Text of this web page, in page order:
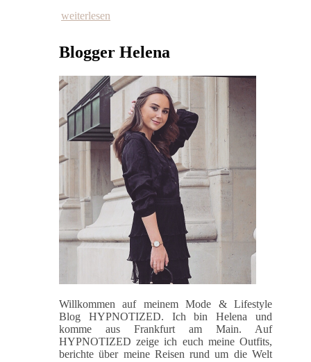
weiterlesen
Blogger Helena
Willkommen auf meinem Mode & Lifestyle
Blog HYPNOTIZED. Ich bin Helena und
komme aus Frankfurt am Main. Auf
HYPNOTIZED zeige ich euch meine Outfits,
berichte über meine Reisen rund um die Welt